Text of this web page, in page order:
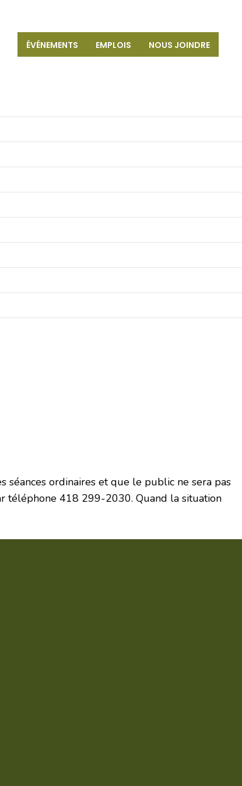
NOUS JOINDRE
EMPLOIS
ÉVÉNEMENTS
séances ordinaires et que le public ne sera pas
téléphone 418 299-2030. Quand la situation